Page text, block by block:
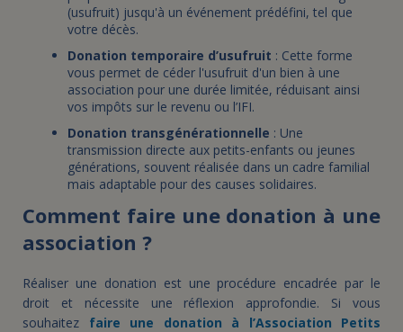
(usufruit) jusqu'à un événement prédéfini, tel que
votre décès.
Donation temporaire d’usufruit : Cette forme
vous permet de céder l'usufruit d'un bien à une
association pour une durée limitée, réduisant ainsi
vos impôts sur le revenu ou l’IFI.
Donation transgénérationnelle : Une
transmission directe aux petits-enfants ou jeunes
générations, souvent réalisée dans un cadre familial
mais adaptable pour des causes solidaires.
Comment faire une donation à une
association ?
Réaliser une donation est une procédure encadrée par le
droit et nécessite une réflexion approfondie. Si vous
souhaitez faire une donation à l’Association Petits